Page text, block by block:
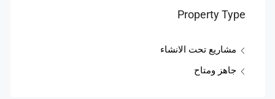
Property Type
مشاريع تحت الانشاء
جاهز ومتاح